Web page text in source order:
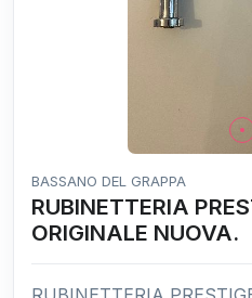
BASSANO DEL GRAPPA
RUBINETTERIA
ORIGINALE NUOVA.